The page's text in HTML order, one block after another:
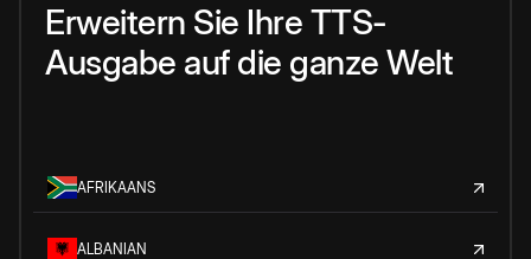
Erweitern Sie Ihre TTS-
Ausgabe auf die ganze Welt
AFRIKAANS
ALBANIAN